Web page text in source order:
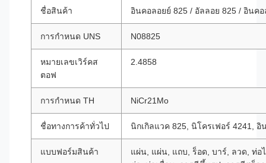
ชื่อสินค้า อินคอลอยย์ 825 / อัลลอย 825 / อินค
การกำหนด UNS N08825
หมายเลขเวิร์คส
ตอฟ
2.4858
การกำหนด TH NiCr21Mo
ชื่อทางการค้าทั่วไป นิกเกิลแวค 825, นิโครเฟอร์ 4241, อิ
แบบฟอร์มสินค้า
แผ่น, แผ่น, แถบ, ร็อด, บาร์, ลวด, ท่อ